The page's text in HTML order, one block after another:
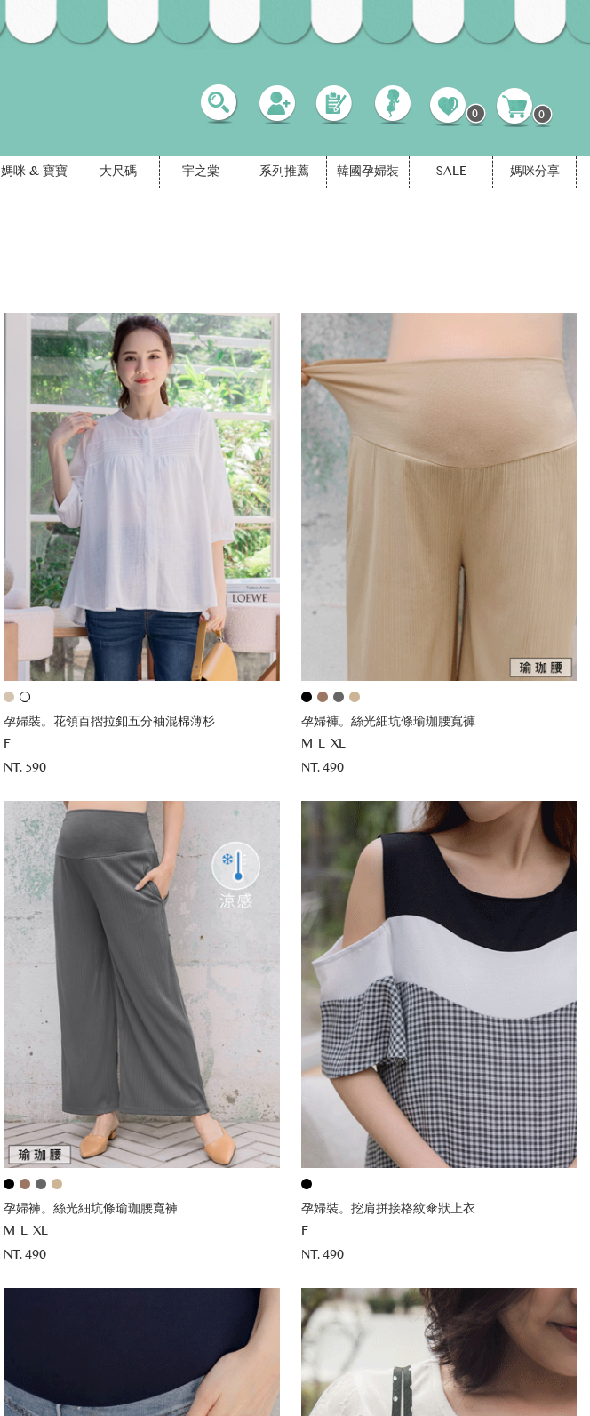
0
0
媽咪 & 寶寶 大尺碼 宇之棠 系列推薦 韓國孕婦裝 SALE 媽咪分享
孕婦裝。花領百摺拉釦五分袖混棉薄杉
F
NT. 590
孕婦褲。絲光細坑條瑜珈腰寬褲
M L XL
NT. 490
孕婦褲。絲光細坑條瑜珈腰寬褲
M L XL
NT. 490
孕婦裝。挖肩拼接格紋傘狀上衣
F
NT. 490